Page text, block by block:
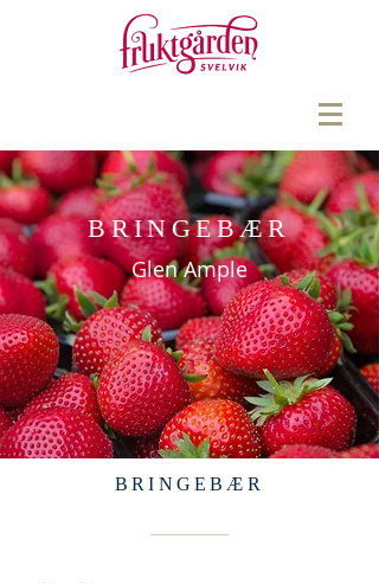
BRINGEBÆR
Glen Ample
BRINGEBÆR